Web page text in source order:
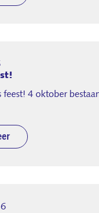
feest! 4 oktober